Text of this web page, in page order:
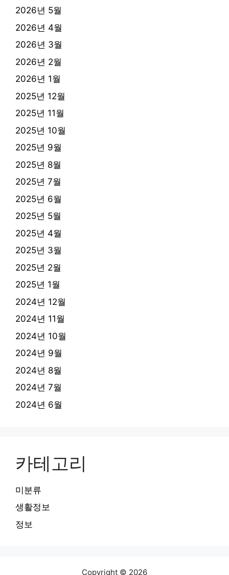
2026년 5월
2026년 4월
2026년 3월
2026년 2월
2026년 1월
2025년 12월
2025년 11월
2025년 10월
2025년 9월
2025년 8월
2025년 7월
2025년 6월
2025년 5월
2025년 4월
2025년 3월
2025년 2월
2025년 1월
2024년 12월
2024년 11월
2024년 10월
2024년 9월
2024년 8월
2024년 7월
2024년 6월
카테고리
미분류
생활정보
정보
Copyright © 2026